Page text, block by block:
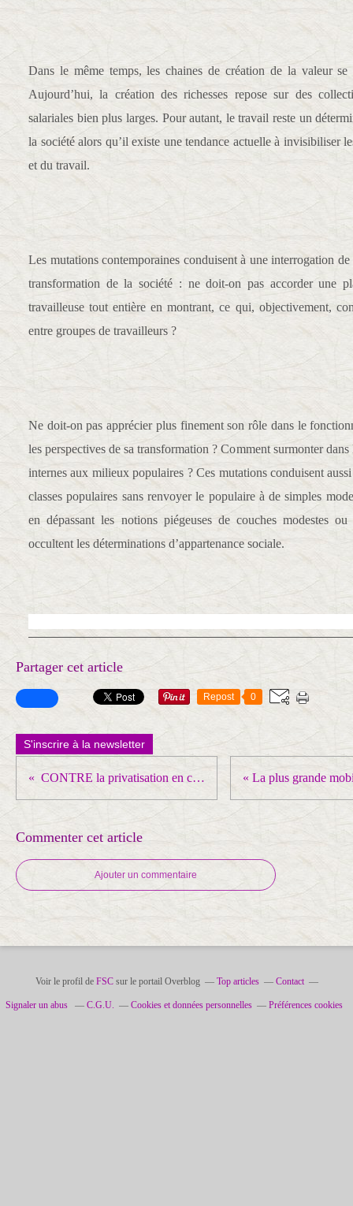
Dans le même temps, les chaines de création de la valeur se
Aujourd’hui, la création des richesses repose sur des
salariales bien plus larges. Pour autant, le travail reste un
la société alors qu’il existe une tendance actuelle à invisibiliser
et du travail.
Les mutations contemporaines conduisent à une interrogation
transformation de la société : ne doit-on pas accorder une
travailleuse tout entière en montrant, ce qui, objectivement,
entre groupes de travailleurs ?
Ne doit-on pas apprécier plus finement son rôle dans le
les perspectives de sa transformation ? Comment surmonter
internes aux milieux populaires ? Ces mutations conduisent
classes populaires sans renvoyer le populaire à de simples
en dépassant les notions piégeuses de couches modestes
occultent les déterminations d’appartenance sociale.
Partager cet article
Repost 0
S'inscrire à la newsletter
CONTRE la privatisation en cours qui fait du chômage un business de 1.6 milliard d’euros !
Commenter cet article
Ajouter un commentaire
Voir le profil de FSCsur le portail Overblog Top articles Contact
Signaler un abus C.G.U. Cookies et données personnelles Préférences cookies